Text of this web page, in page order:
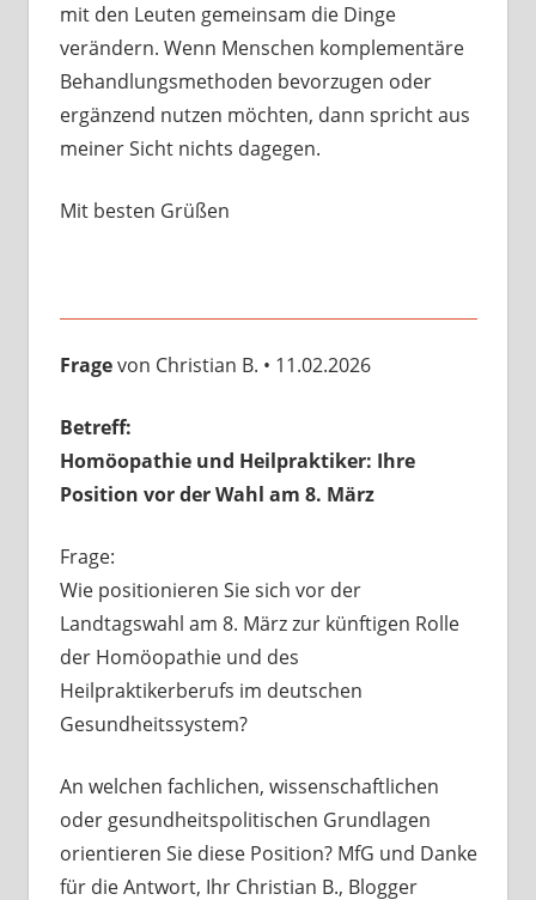
mit den Leuten gemeinsam die Dinge
verändern. Wenn Menschen komplementäre
Behandlungsmethoden bevorzugen oder
ergänzend nutzen möchten, dann spricht aus
meiner Sicht nichts dagegen.
Mit besten Grüßen
Fragevon Christian B. • 11.02.2026
Betreff:
Homöopathie und Heilpraktiker: Ihre
Position vor der Wahl am 8. März
Frage:
Wie positionieren Sie sich vor der
Landtagswahl am 8. März zur künftigen Rolle
der Homöopathie und des
Heilpraktikerberufs im deutschen
Gesundheitssystem?
An welchen fachlichen, wissenschaftlichen
oder gesundheitspolitischen Grundlagen
orientieren Sie diese Position? MfG und Danke
für die Antwort, Ihr Christian B., Blogger